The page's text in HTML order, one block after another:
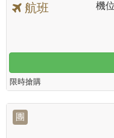
航班 機位
限時搶購
團